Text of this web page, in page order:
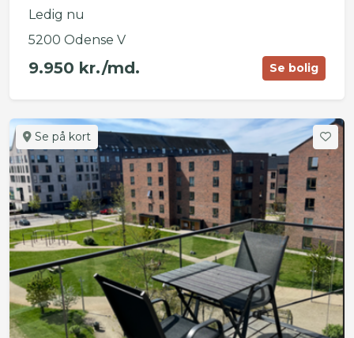
Ledig nu
5200 Odense V
9.950 kr./md. Se bolig
Se på kort